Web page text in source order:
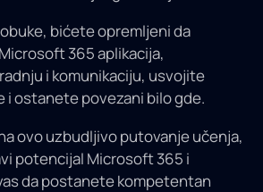
bićete opremljeni da
365 aplikacija,
i komunikaciju, usvojite
i ostanete povezani bilo gde.
ovo uzbudljivo putovanje učenja,
potencijal Microsoft 365 i
da postanete kompetentan